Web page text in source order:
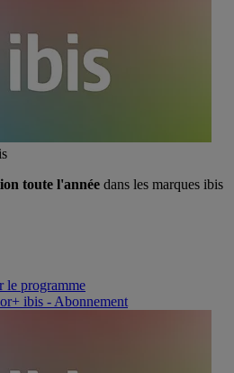
toute l'année dans les marques ibis
le programme
ibis - Abonnement